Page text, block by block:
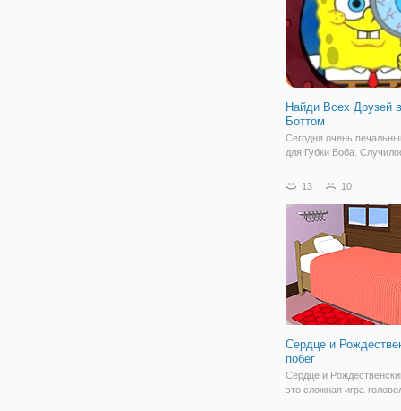
Найди Всех Друзей
Боттом
Сегодня очень
для Губки Боба.
боб потерял всех своих
ведь он так любил их. В
"Найди Всех Друзей в
13 10
Сердце и
побег
Сердце и
это сложная игра-